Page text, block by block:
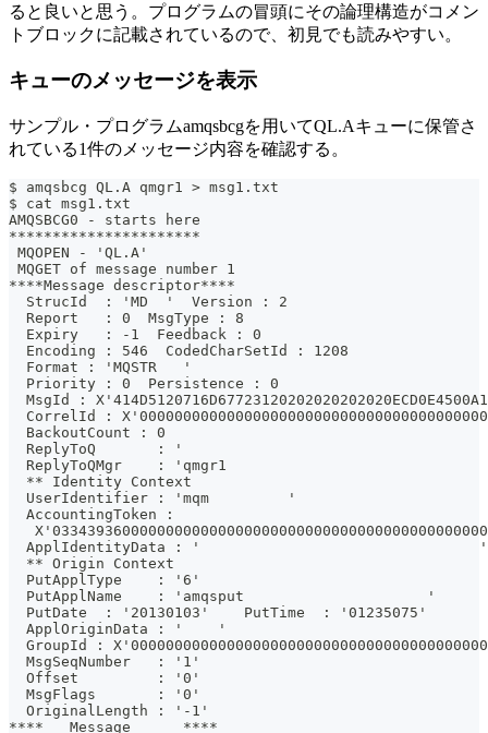
ると良いと思う。プログラムの冒頭にその論理構造がコメン
トブロックに記載されているので、初見でも読みやすい。
キューのメッセージを表示
サンプル・プログラムamqsbcgを用いてQL.Aキューに保管さ
れている1件のメッセージ内容を確認する。
$ amqsbcg QL.A qmgr1 > msg1.txt
$ cat msg1.txt
AMQSBCG0 - starts here
**********************
MQOPEN - 'QL.A'
MQGET of message number 1
****Message descriptor****
  StrucId  : 'MD  '  Version : 2
  Report   : 0  MsgType : 8
  Expiry   : -1  Feedback : 0
  Encoding : 546  CodedCharSetId : 1208
  Format : 'MQSTR   '
  Priority : 0  Persistence : 0
MsgId :
CorrelId :
  BackoutCount : 0
ReplyToQ       : '
ReplyToQMgr    : 'qmgr1
  ** Identity Context
  UserIdentifier : 'mqm         '
  AccountingToken :
  ApplIdentityData : '                                '
  ** Origin Context
  PutApplType    : '6'
  PutApplName    : 'amqsput                     '
  PutDate  : '20130103'    PutTime  : '01235075'
  ApplOriginData : '    '
GroupId :
  MsgSeqNumber   : '1'
  Offset         : '0'
  MsgFlags       : '0'
  OriginalLength : '-1'
****   Message      ****